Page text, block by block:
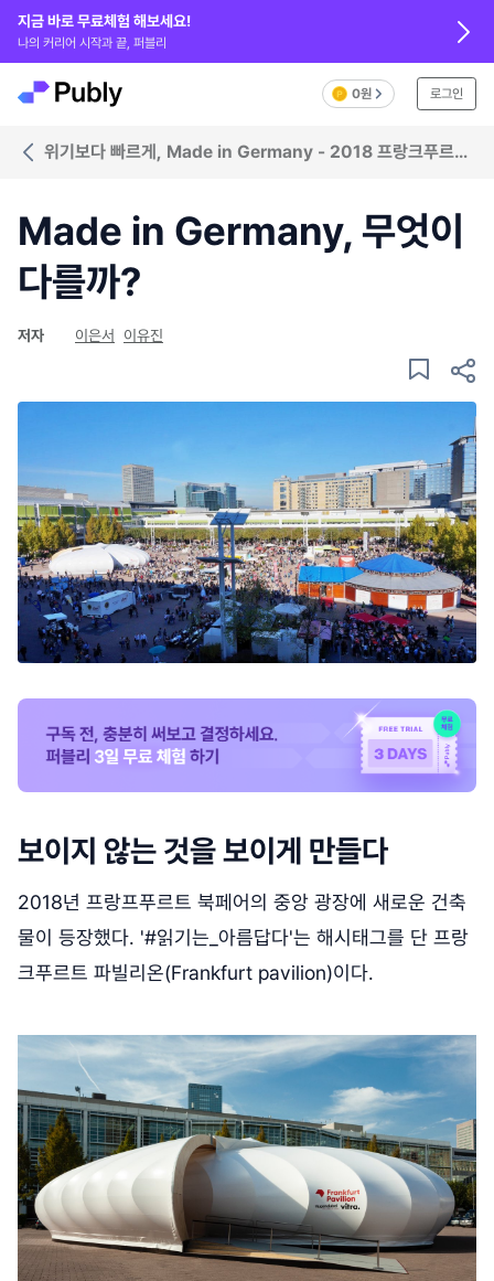
지금 바로 무료체험 해보세요!
나의 커리어 시작과 끝, 퍼블리
0원 로그인
위기보다 빠르게, Made in Germany - 2018 프랑크푸르트
Made in Germany, 무엇이
다를까?
저자 이은서 이유진
보이지 않는 것을 보이게 만들다
2018년 프랑프푸르트 북페어의 중앙 광장에 새로운 건축
물이 등장했다. '#읽기는_아름답다'는 해시태그를 단 프랑
크푸르트 파빌리온(Frankfurt pavilion)이다.